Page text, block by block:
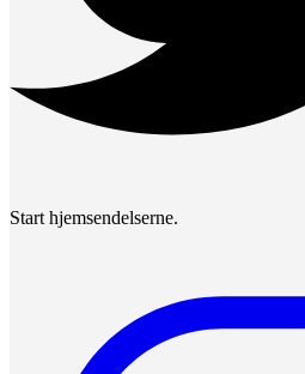
Start hjemsendelserne.